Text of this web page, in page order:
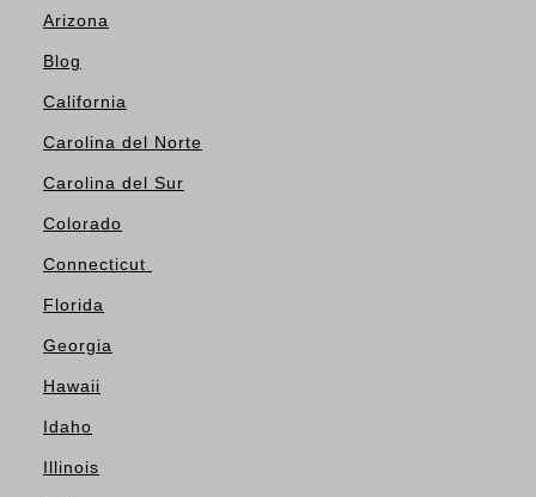
Arizona
Blog
California
Carolina del Norte
Carolina del Sur
Colorado
Connecticut
Florida
Georgia
Hawaii
Idaho
Illinois